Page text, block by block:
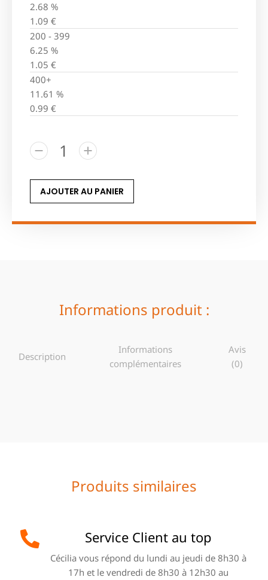
2.68 %
1.09 €
200 - 399
6.25 %
1.05 €
400+
11.61 %
0.99 €
AJOUTER AU PANIER
Informations produit :
Description
Informations
complémentaires
Avis
(0)
Produits similaires
Service Client au top
Cécilia vous répond du lundi au jeudi de 8h30 à
17h et le vendredi de 8h30 à 12h30 au